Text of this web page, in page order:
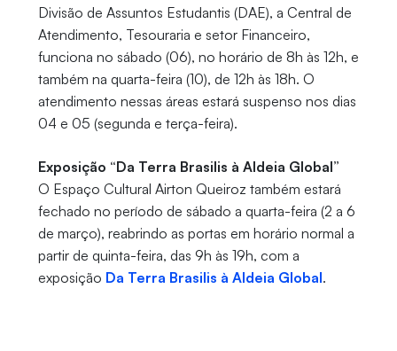
Divisão de Assuntos Estudantis (DAE), a Central de
Atendimento, Tesouraria e setor Financeiro,
funciona no sábado (06), no horário de 8h às 12h, e
também na quarta-feira (10), de 12h às 18h. O
atendimento nessas áreas estará suspenso nos dias
04 e 05 (segunda e terça-feira).
Exposição “Da Terra Brasilis à Aldeia Global”
O Espaço Cultural Airton Queiroz também estará
fechado no período de sábado a quarta-feira (2 a 6
de março), reabrindo as portas em horário normal a
partir de quinta-feira, das 9h às 19h, com a
exposição Da Terra Brasilis à Aldeia Global.